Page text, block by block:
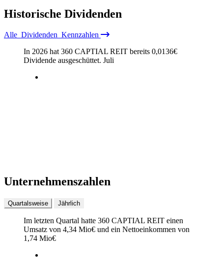
Historische Dividenden
Alle Dividenden Kennzahlen
In 2026 hat 360 CAPTIAL REIT bereits 0,0136€
Dividende ausgeschüttet. Juli
Unternehmenszahlen
Quartalsweise Jährlich
Im letzten Quartal hatte 360 CAPTIAL REIT einen
Umsatz von 4,34 Mio€ und ein Nettoeinkommen von
1,74 Mio€